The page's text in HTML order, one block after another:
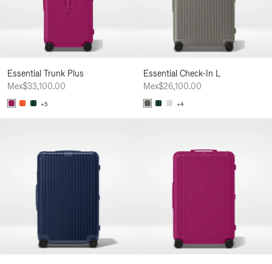
Essential Trunk Plus
Mex$33,100.00
+5
Essential Check-In L
Mex$26,100.00
+4